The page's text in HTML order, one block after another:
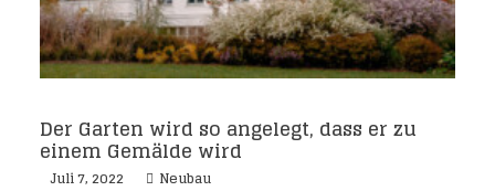
Der Garten wird so angelegt, dass er zu
einem Gemälde wird
Juli 7, 2022 Neubau